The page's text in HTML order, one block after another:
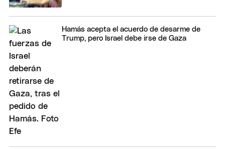
Hamás acepta el acuerdo de desarme de
Trump, pero Israel debe irse de Gaza